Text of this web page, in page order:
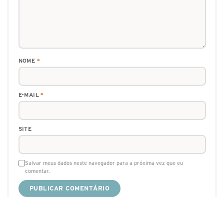
NOME *
E-MAIL*
SITE
Salvar meus dados neste navegador para a próxima vez que eu
comentar.